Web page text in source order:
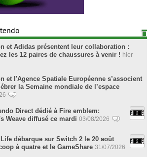
et Adidas présentent leur collaboration :
les 12 paires de chaussures à venir ! hier
et l'Agence Spatiale Européenne s’associent
la Semaine mondiale de l’espace
Direct dédié à Fire emblem:
Weave diffusé ce mardi 03/08/2026
débarque sur Switch 2 le 20 août
à quatre et le GameShare 31/07/2026